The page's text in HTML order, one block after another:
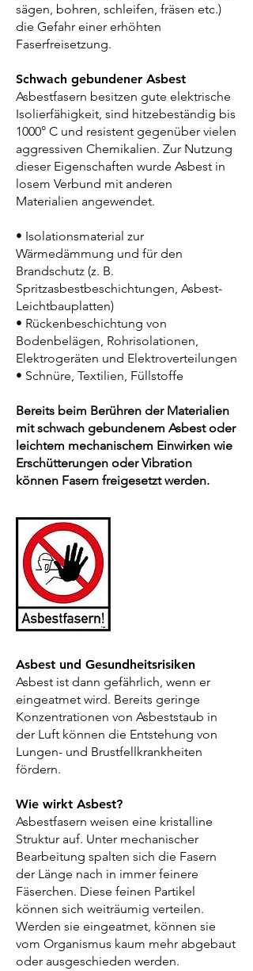
sägen, bohren, schleifen, fräsen etc.)
die Gefahr einer erhöhten
Faserfreisetzung.
Schwach gebundener Asbest
Asbestfasern besitzen gute elektrische
Isolierfähigkeit, sind hitzebeständig bis
1000° C und resistent gegenüber vielen
aggressiven Chemikalien. Zur Nutzung
dieser Eigenschaften wurde Asbest in
losem Verbund mit anderen
Materialien angewendet.
• Isolationsmaterial zur
Wärmedämmung und für den
Brandschutz (z. B.
Spritzasbestbeschichtungen, Asbest-
Leichtbauplatten)
• Rückenbeschichtung von
Bodenbelägen, Rohrisolationen,
Elektrogeräten und Elektroverteilungen
• Schnüre, Textilien, Füllstoffe
Bereits beim Berühren der Materialien
mit schwach gebundenem Asbest oder
leichtem mechanischem Einwirken wie
Erschütterungen oder Vibration
können Fasern freigesetzt werden.
Asbest und Gesundheitsrisiken
Asbest ist dann gefährlich, wenn er
eingeatmet wird. Bereits geringe
Konzentrationen von Asbeststaub in
der Luft können die Entstehung von
Lungen- und Brustfellkrankheiten
fördern.
Wie wirkt Asbest?
Asbestfasern weisen eine kristalline
Struktur auf. Unter mechanischer
Bearbeitung spalten sich die Fasern
der Länge nach in immer feinere
Fäserchen. Diese feinen Partikel
können sich weiträumig verteilen.
Werden sie eingeatmet, können sie
vom Organismus kaum mehr abgebaut
oder ausgeschieden werden.